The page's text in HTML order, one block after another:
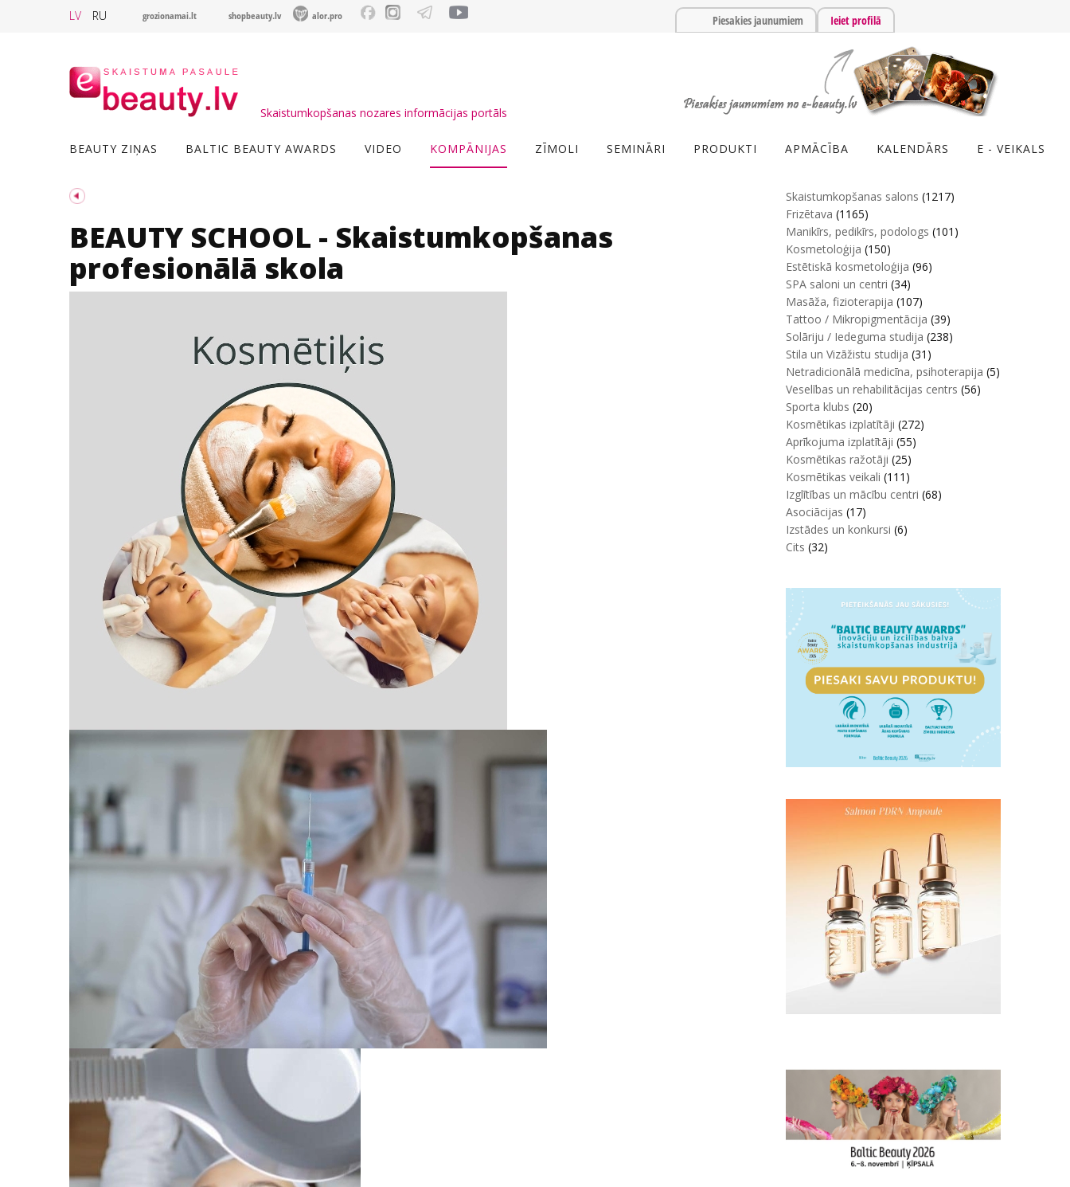
LV RU grozionamai.lt shopbeauty.lv alor.pro Piesakies jaunumiem Ieiet profilā
Skaistumkopšanas nozares informācijas portāls
BEAUTY ZIŅAS BALTIC BEAUTY AWARDS VIDEO KOMPĀNIJAS ZĪMOLI SEMINĀRI PRODUKTI APMĀCĪBA KALENDĀRS E - VEIKALS
BEAUTY SCHOOL - Skaistumkopšanas
profesionālā skola
Skaistumkopšanas salons (1217)
Frizētava (1165)
Manikīrs, pedikīrs, podologs (101)
Kosmetoloģija (150)
Estētiskā kosmetoloģija (96)
SPA saloni un centri (34)
Masāža, fizioterapija (107)
Tattoo / Mikropigmentācija (39)
Solāriju / Iedeguma studija (238)
Stila un Vizāžistu studija (31)
Netradicionālā medicīna, psihoterapija (5)
Veselības un rehabilitācijas centrs (56)
Sporta klubs (20)
Kosmētikas izplatītāji (272)
Aprīkojuma izplatītāji (55)
Kosmētikas ražotāji (25)
Kosmētikas veikali (111)
Izglītības un mācību centri (68)
Asociācijas (17)
Izstādes un konkursi (6)
Cits (32)